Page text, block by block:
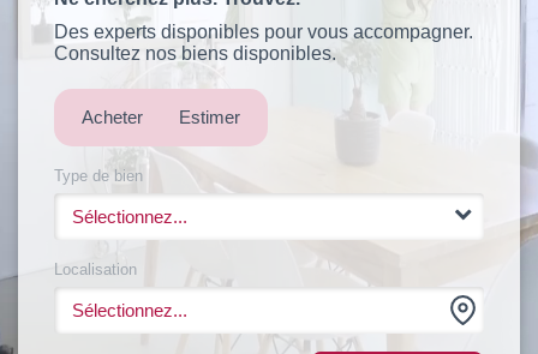
Contact
Katel Viager
Des experts disponibles pour vous accompagner.
Consultez nos biens disponibles.
Acheter Estimer
Type de bien
Sélectionnez...
Localisation
Sélectionnez...